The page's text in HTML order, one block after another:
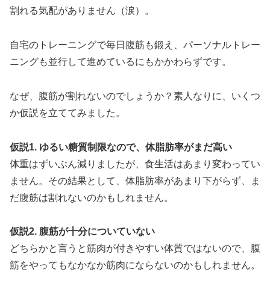
割れる気配がありません（涙）。
自宅のトレーニングで毎日腹筋も鍛え、パーソナルトレー
ニングも並行して進めているにもかかわらずです。
なぜ、腹筋が割れないのでしょうか？素人なりに、いくつ
か仮説を立ててみました。
仮説1. ゆるい糖質制限なので、体脂肪率がまだ高い
体重はずいぶん減りましたが、食生活はあまり変わってい
ません。その結果として、体脂肪率があまり下がらず、ま
だ腹筋は割れないのかもしれません。
仮説2. 腹筋が十分についていない
どちらかと言うと筋肉が付きやすい体質ではないので、腹
筋をやってもなかなか筋肉にならないのかもしれません。